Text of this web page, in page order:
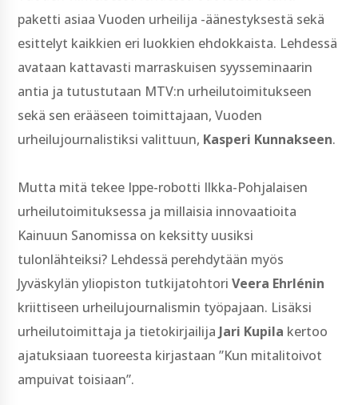
paketti asiaa Vuoden urheilija -äänestyksestä sekä
esittelyt kaikkien eri luokkien ehdokkaista. Lehdessä
avataan kattavasti marraskuisen syysseminaarin
antia ja tutustutaan MTV:n urheilutoimitukseen
sekä sen erääseen toimittajaan, Vuoden
urheilujournalistiksi valittuun, Kasperi Kunnakseen.
Mutta mitä tekee Ippe-robotti Ilkka-Pohjalaisen
urheilutoimituksessa ja millaisia innovaatioita
Kainuun Sanomissa on keksitty uusiksi
tulonlähteiksi? Lehdessä perehdytään myös
Jyväskylän yliopiston tutkijatohtoriVeera Ehrlénin
kriittiseen urheilujournalismin työpajaan. Lisäksi
urheilutoimittaja ja tietokirjailija Jari Kupila kertoo
ajatuksiaan tuoreesta kirjastaan ”Kun mitalitoivot
ampuivat toisiaan”.